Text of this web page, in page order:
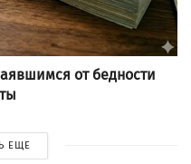
от бедности
ЕЩЕ